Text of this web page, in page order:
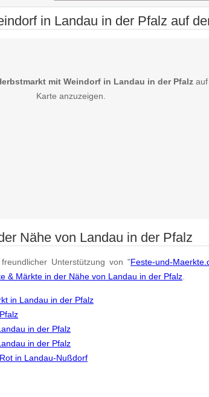
in Landau in der Pfalz auf
mit Weindorf in Landau in der Pfalz
Karte anzuzeigen.
Nähe von Landau in der Pfalz
Unterstützung von "Feste-und-
& Märkte in der Nähe von Landau in der Pfalz.
in Landau in der Pfalz
in der Pfalz
in der Pfalz
in Landau-Nußdorf